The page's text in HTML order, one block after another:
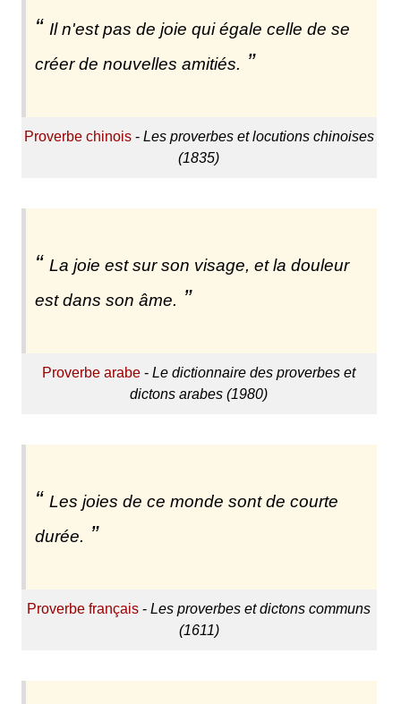
Il n'est pas de joie qui égale celle de se
créer de nouvelles amitiés.
Proverbe chinois- Les proverbes et locutions chinoises
(1835)
La joie est sur son visage, et la douleur
est dans son âme.
Proverbe arabe -Le dictionnaire des proverbes et
dictons arabes (1980)
Les joies de ce monde sont de courte
durée.
Proverbe français -Les proverbes et dictons communs
(1611)